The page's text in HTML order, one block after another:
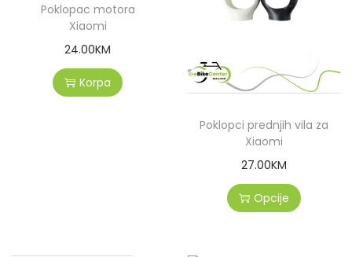
Poklopac motora
Xiaomi
24.00KM
Korpa
Poklopci prednjih vila za
Xiaomi
27.00KM
Opcije